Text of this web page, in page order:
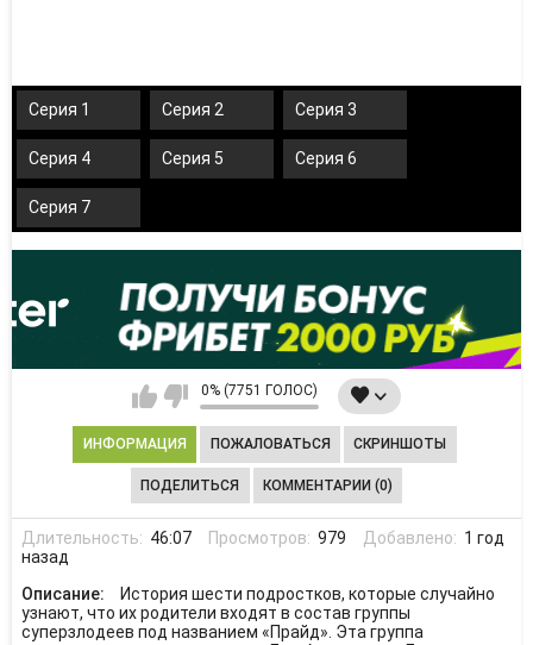
Серия 1 Серия 2 Серия 3
Серия 4 Серия 5 Серия 6
Серия 7
0% (7751 ГОЛОС)
ИНФОРМАЦИЯ ПОЖАЛОВАТЬСЯ СКРИНШОТЫ
ПОДЕЛИТЬСЯ КОММЕНТАРИИ (0)
Длительность: 46:07 Просмотров: 979 Добавлено: 1 год
назад
Описание:
История шести подростков, которые случайно
узнают, что их родители входят в состав группы
суперзлодеев под названием «Прайд». Эта группа